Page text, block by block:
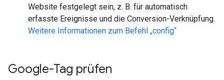
Website festgelegt sein, z. B. für automatisch
erfasste Ereignisse und die Conversion-Verknüpfung.
Weitere Informationen zum Befehl „config“
Google-Tag prüfen